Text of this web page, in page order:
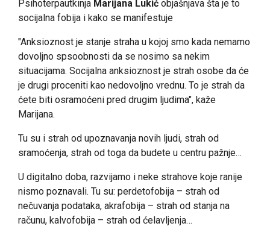
Psihoterpautkinja Marijana Lukić objašnjava šta je to
socijalna fobija i kako se manifestuje
"Anksioznost je stanje straha u kojoj smo kada nemamo
dovoljno spsoobnosti da se nosimo sa nekim
situacijama. Socijalna anksioznost je strah osobe da će
je drugi proceniti kao nedovoljno vrednu. To je strah da
ćete biti osramoćeni pred drugim ljudima", kaže
Marijana.
Tu su i strah od upoznavanja novih ljudi, strah od
sramoćenja, strah od toga da budete u centru pažnje…
U digitalno doba, razvijamo i neke strahove koje ranije
nismo poznavali. Tu su: perdetofobija – strah od
nečuvanja podataka, akrafobija – strah od stanja na
računu, kalvofobija – strah od ćelavljenja…